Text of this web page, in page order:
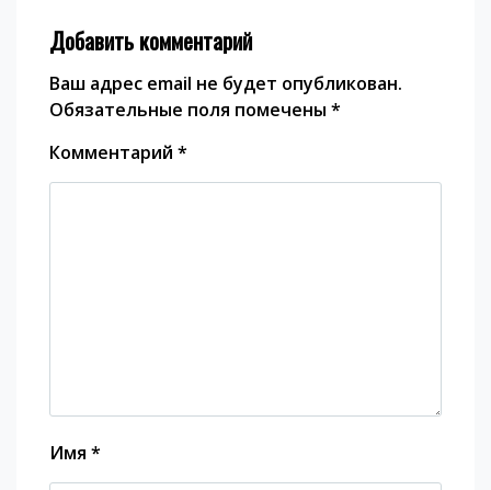
Добавить комментарий
Ваш адрес email не будет опубликован.
Обязательные поля помечены *
Комментарий *
Имя *